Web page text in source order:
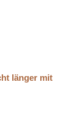
länger mit